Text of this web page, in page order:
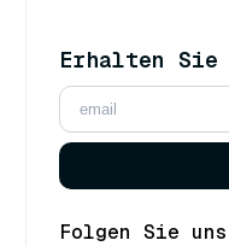
Erhalten Sie
Folgen Sie uns